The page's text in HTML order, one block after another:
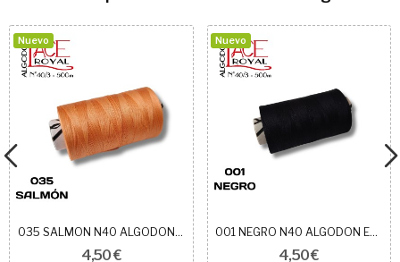
Nuevo
035 SALMON N40 ALGODON EGIPCIO ROYAL
4,50 €
Nuevo
001 NEGRO N40 ALGODON EGIPCIO ROYAL
4,50 €